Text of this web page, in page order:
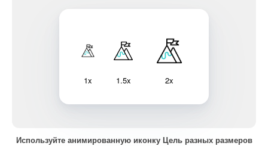
1x 1.5x 2x
Используйте анимированную иконку Цель разных размеров